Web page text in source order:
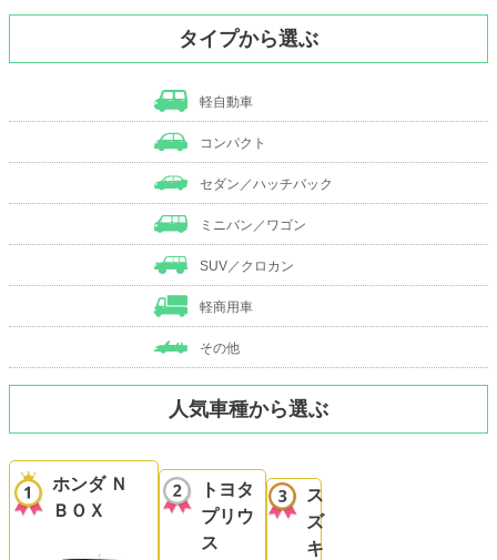
タイプから選ぶ
軽自動車
コンパクト
セダン／ハッチバック
ミニバン／ワゴン
SUV／クロカン
軽商用車
その他
人気車種から選ぶ
ホンダ Ｎ
ＢＯＸ
トヨタ
プリウ
ス
ス
ズ
キ